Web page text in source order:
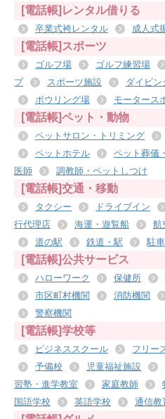
[電話帳]レンタル借りる
卒業式袴レンタル 成人式
[電話帳]スポーツ
ゴルフ場 ゴルフ練習場
プ
スポーツ施設 ダイビ
ボウリング場
モータース
[電話帳]ペット・動物
ペットサロン・トリミング
ペットホテル
ペット葬儀
医師
調教師・ペットしつけ
[電話帳]交通・移動
タクシー ドライブイン
行代理店
海運・遊覧船 航
道の駅
鉄道・駅 駐
[電話帳]公共サービス
ハローワーク 保健所
市区町村機関
消防機関
警察機関
[電話帳]学校等
ビジネススクール フリー
予備校
児童福祉施設
習塾・進学教室
家庭教師
国語学校
英語学校 通信教